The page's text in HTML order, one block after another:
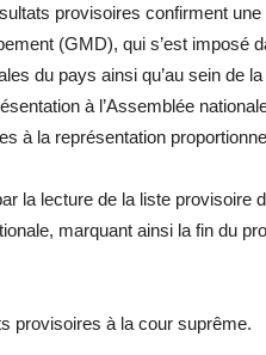
provisoires confirment
(GMD), qui s’est imposé
du pays ainsi qu’au sein de
à l’Assemblée
à la représentation
la lecture de la liste provisoire
marquant ainsi la fin du
provisoires à la cour suprême.